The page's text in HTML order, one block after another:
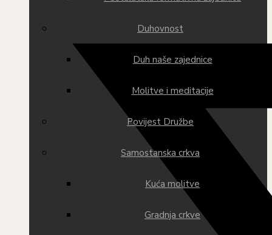
Duhovnost
Duh naše zajednice
Molitve i meditacije
Povijest Družbe
Samostanska crkva
Kuća molitve
Gradnja crkve